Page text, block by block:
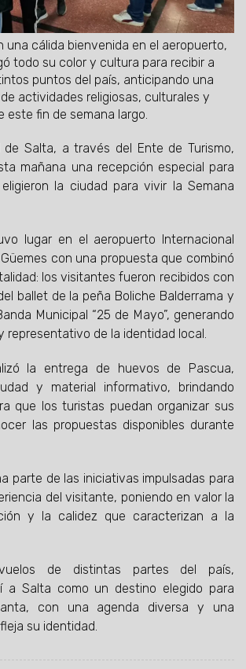
una cálida bienvenida en el aeropuerto,
todo su color y cultura para recibir a
puntos del país, anticipando una
actividades religiosas, culturales y
fin de semana largo.
de Salta, a través del Ente de Turismo,
mañana una recepción especial para
la ciudad para vivir la Semana
lugar en el aeropuerto Internacional
con una propuesta que combinó
los visitantes fueron recibidos con
ballet de la peña Boliche Balderrama y
Municipal “25 de Mayo”, generando
representativo de la identidad local.
la entrega de huevos de Pascua,
y material informativo, brindando
que los turistas puedan organizar sus
las propuestas disponibles durante
parte de las iniciativas impulsadas para
del visitante, poniendo en valor la
y la calidez que caracterizan a la
de distintas partes del país,
a Salta como un destino elegido para
con una agenda diversa y una
su identidad.